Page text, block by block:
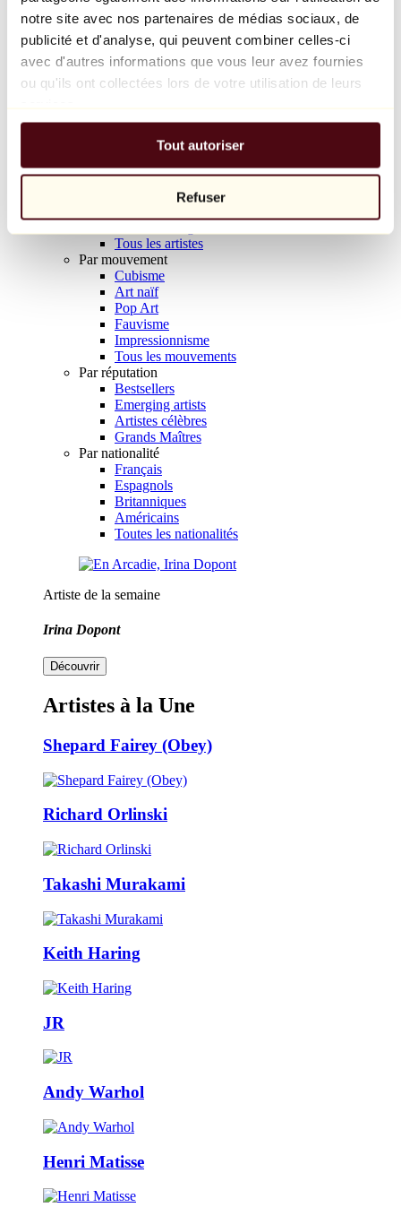
notre site avec nos partenaires de médias sociaux, de
publicité et d'analyse, qui peuvent combiner celles-ci
avec d'autres informations que vous leur avez fournies
ou qu'ils ont collectées lors de votre utilisation de leurs
Tout autoriser
Refuser
Balloon Dog (Orange)
Jeff Koons
10 000 €
Parcourir
Tous les sculpteurs
Tous les photographes
Tous les artistes
Par mouvement
Cubisme
Art naïf
Pop Art
Fauvisme
Impressionnisme
Tous les mouvements
Par réputation
Bestsellers
Emerging artists
Artistes célèbres
Grands Maîtres
Par nationalité
Français
Espagnols
Britanniques
Américains
Toutes les nationalités
Artiste de la semaine
Irina Dopont
Découvrir
Artistes à la Une
Shepard Fairey (Obey)
Richard Orlinski
Takashi Murakami
Keith Haring
JR
Andy Warhol
Henri Matisse